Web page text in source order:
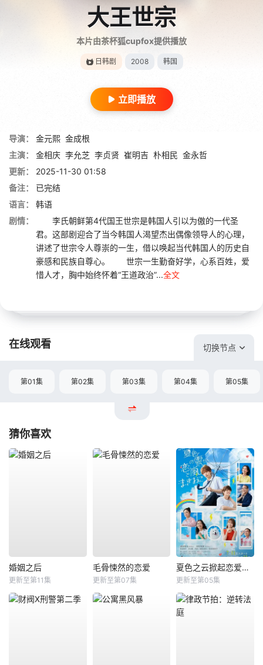
大王世宗
本片由茶杯狐cupfox提供播放
日韩剧 2008 韩国
立即播放
导演： 金元熙 金成根
主演：
金相庆 李允芝 李贞贤 崔明吉 朴相民 金永哲
更新：
2025-11-30 01:58
备注：
已完结
语言：
韩语
剧情：
李氏朝鲜第4代国王世宗是韩国人引以为傲的一代圣
君。这部剧迎合了当今韩国人渴望杰出偶像领导人的心理，
讲述了世宗令人尊崇的一生，借以唤起当代韩国人的历史自
豪感和民族自尊心。 世宗一生勤奋好学，心系百姓，爱
惜人才，胸中始终怀着“王道政治”...全文
在线观看 切换节点
第01集 第02集 第03集 第04集 第05集
猜你喜欢
婚姻之后
更新至第11集
毛骨悚然的恋爱
更新至第07集
夏色之云掀起恋爱与风暴
更新至第05集